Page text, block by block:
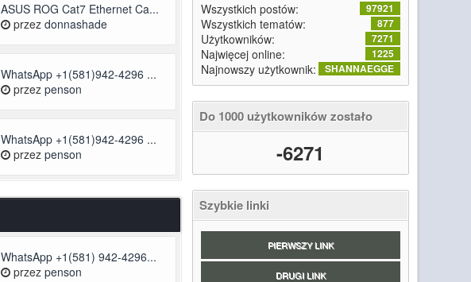
Wszystkich postów: 97921
Wszystkich tematów: 877
Użytkowników: 7271
Najwięcej online: 1225
Najnowszy użytkownik: SHANNAEGGE
Do 1000 użytkowników zostało
-6271
Szybkie linki
PIERWSZY LINK
DRUGI LINK
ASUS ROG Cat7 Ethernet Ca...
przezdonnashade
WhatsApp +1(581)942-4296 ...
przezpenson
WhatsApp +1(581)942-4296 ...
przezpenson
WhatsApp +1(581) 942-4296...
przezpenson